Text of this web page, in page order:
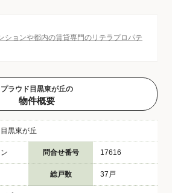
ションや都内の賃貸専門のリテラプロパテ
プラウド目黒東が丘の
物件概要
黒東が丘
問合せ番号 17616
総戸数 37戸